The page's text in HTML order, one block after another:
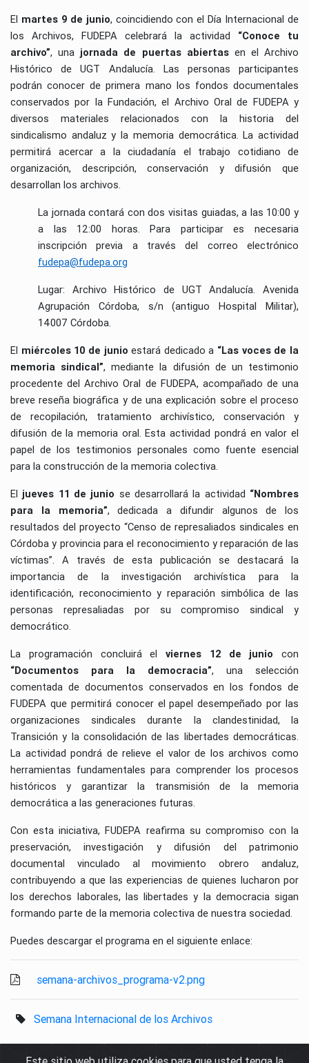
El martes 9 de junio, coincidiendo con el Día Internacional de
los Archivos, FUDEPA celebrará la actividad “Conoce tu
archivo”, una jornada de puertas abiertasen el Archivo
Histórico de UGT Andalucía. Las personas participantes
podrán conocer de primera mano los fondos documentales
conservados por la Fundación, el Archivo Oral de FUDEPA y
diversos materiales relacionados con la historia del
sindicalismo andaluz y la memoria democrática. La actividad
permitirá acercar a la ciudadanía el trabajo cotidiano de
organización, descripción, conservación y difusión que
desarrollan los archivos.
La jornada contará con dos visitas guiadas, a las 10:00 y
a las 12:00 horas. Para participar es necesaria
inscripción previa a través del correo electrónico
fudepa@fudepa.org
Lugar: Archivo Histórico de UGT Andalucía. Avenida
Agrupación Córdoba, s/n (antiguo Hospital Militar),
14007 Córdoba.
El miércoles 10 de junio estará dedicado a “Las voces de la
memoria sindical”, mediante la difusión de un testimonio
procedente del Archivo Oral de FUDEPA, acompañado de una
breve reseña biográfica y de una explicación sobre el proceso
de recopilación, tratamiento archivístico, conservación y
difusión de la memoria oral. Esta actividad pondrá en valor el
papel de los testimonios personales como fuente esencial
para la construcción de la memoria colectiva.
El jueves 11 de junio se desarrollará la actividad “Nombres
para la memoria”, dedicada a difundir algunos de los
resultados del proyecto “Censo de represaliados sindicales en
Córdoba y provincia para el reconocimiento y reparación de las
víctimas”. A través de esta publicación se destacará la
importancia de la investigación archivística para la
identificación, reconocimiento y reparación simbólica de las
personas represaliadas por su compromiso sindical y
democrático.
La programación concluirá el viernes 12 de junio con
“Documentos para la democracia”, una selección
comentada de documentos conservados en los fondos de
FUDEPA que permitirá conocer el papel desempeñado por las
organizaciones sindicales durante la clandestinidad, la
Transición y la consolidación de las libertades democráticas.
La actividad pondrá de relieve el valor de los archivos como
herramientas fundamentales para comprender los procesos
históricos y garantizar la transmisión de la memoria
democrática a las generaciones futuras.
Con esta iniciativa, FUDEPA reafirma su compromiso con la
preservación, investigación y difusión del patrimonio
documental vinculado al movimiento obrero andaluz,
contribuyendo a que las experiencias de quienes lucharon por
los derechos laborales, las libertades y la democracia sigan
formando parte de la memoria colectiva de nuestra sociedad.
Puedes descargar el programa en el siguiente enlace:
adjunto pdf
semana-archivos_programa-v2.png
Semana Internacional de los Archivos